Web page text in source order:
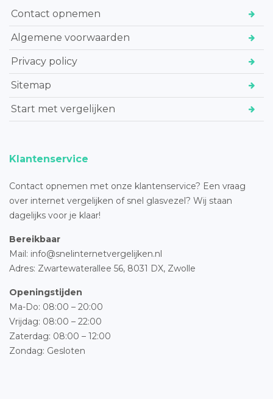
Contact opnemen
Algemene voorwaarden
Privacy policy
Sitemap
Start met vergelijken
Klantenservice
Contact opnemen met onze klantenservice? Een vraag
over internet vergelijken of snel glasvezel? Wij staan
dagelijks voor je klaar!
Bereikbaar
Mail: info@snelinternetvergelijken.nl
Adres: Zwartewaterallee 56, 8031 DX, Zwolle
Openingstijden
Ma-Do: 08:00 – 20:00
Vrijdag: 08:00 – 22:00
Zaterdag: 08:00 – 12:00
Zondag: Gesloten